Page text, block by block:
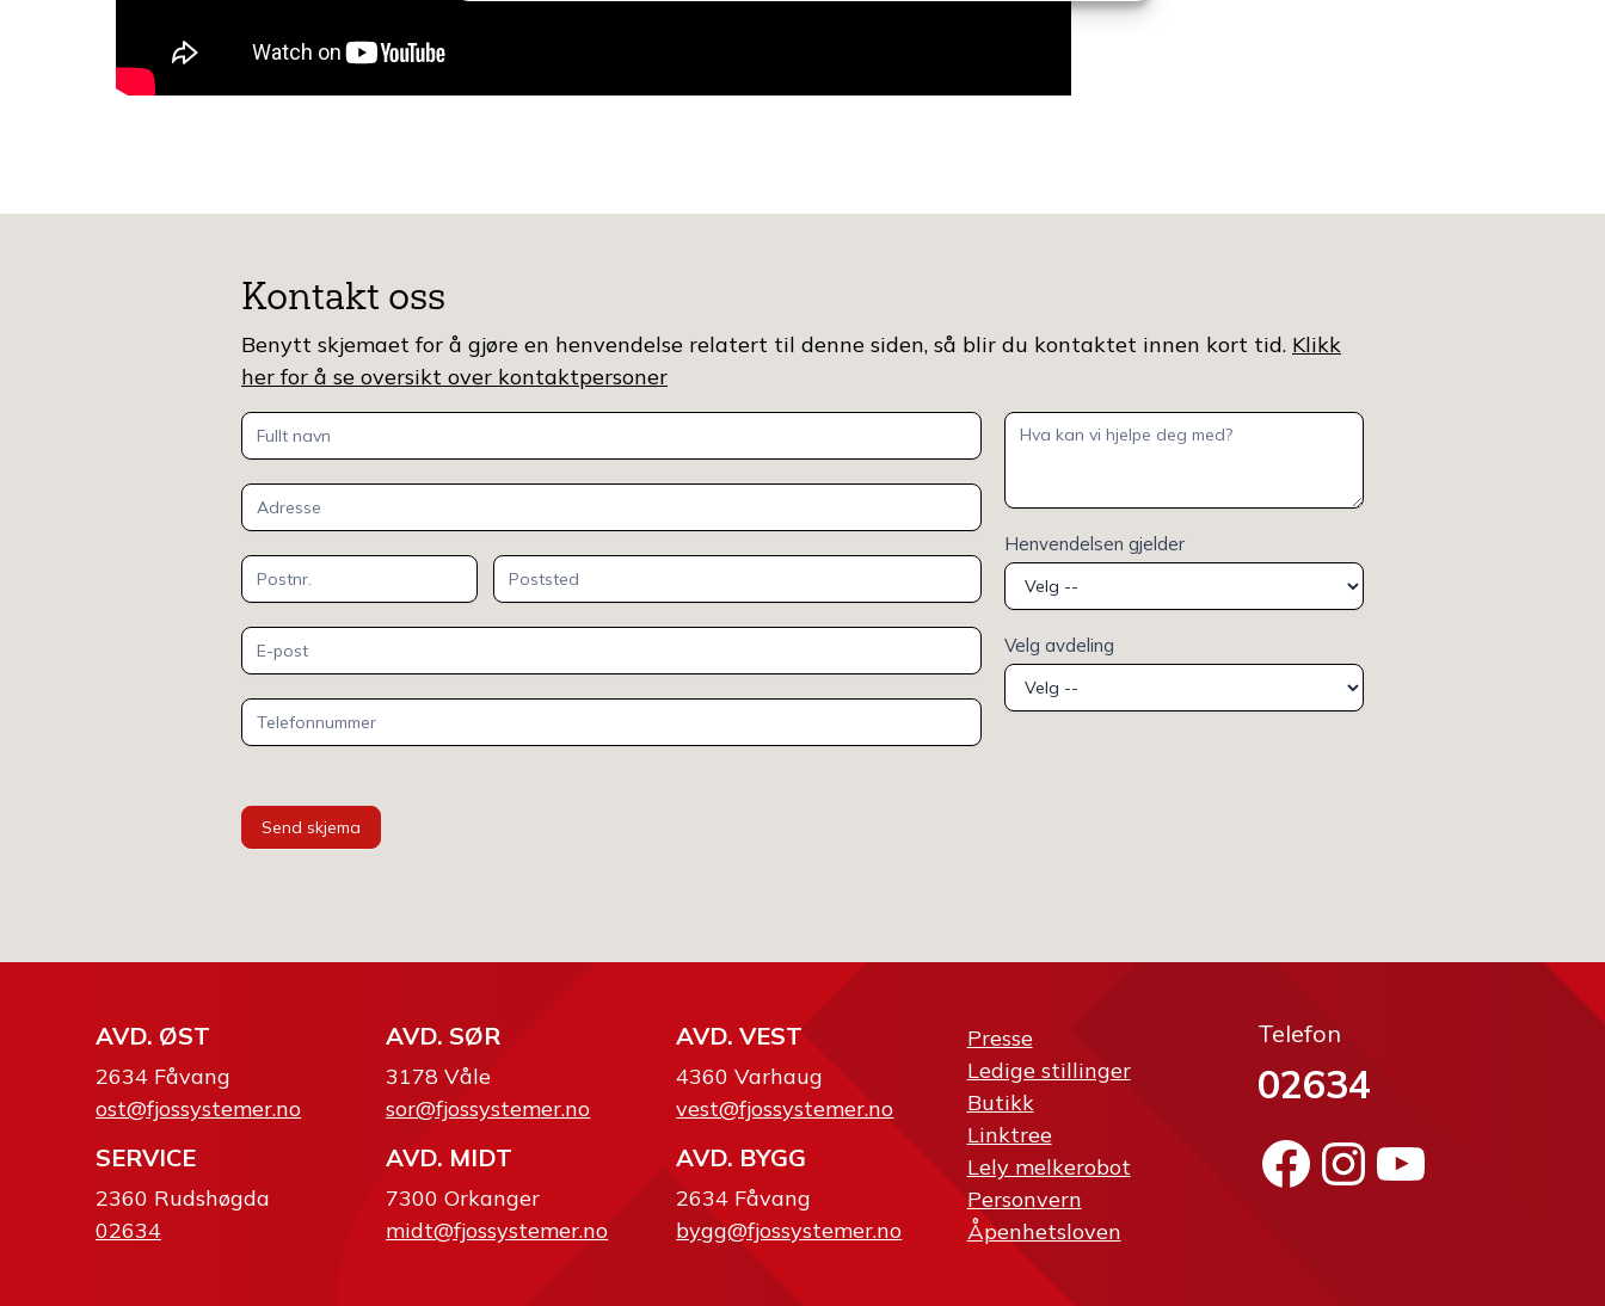
Kontakt oss
Benytt skjemaet for å gjøre en henvendelse relatert til denne siden, så blir du kontaktet innen kort tid. Klikk
her for å se oversikt over kontaktpersoner
Kontakt
oss
Henvendelsen gjelder
Velg avdeling
Send skjema
AVD. ØST
2634 Fåvang
ost@fjossystemer.no
SERVICE
2360 Rudshøgda
02634
AVD. SØR
3178 Våle
sor@fjossystemer.no
AVD. MIDT
7300 Orkanger
midt@fjossystemer.no
AVD. VEST
4360 Varhaug
vest@fjossystemer.no
AVD. BYGG
2634 Fåvang
bygg@fjossystemer.no
Presse
Ledige stillinger
Butikk
Linktree
Lely melkerobot
Personvern
Åpenhetsloven
Telefon
02634
Facebook
Instagram
YouTube